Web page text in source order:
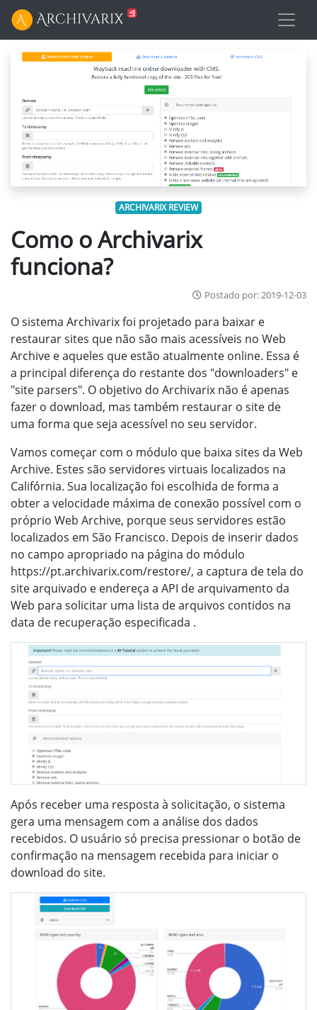
ARCHIVARIX REVIEW
Como o Archivarix
funciona?
Postado por: 2019-12-03
O sistema Archivarix foi projetado para baixar e
restaurar sites que não são mais acessíveis no Web
Archive e aqueles que estão atualmente online. Essa é
a principal diferença do restante dos "downloaders" e
"site parsers". O objetivo do Archivarix não é apenas
fazer o download, mas também restaurar o site de
uma forma que seja acessível no seu servidor.
Vamos começar com o módulo que baixa sites da Web
Archive. Estes são servidores virtuais localizados na
Califórnia. Sua localização foi escolhida de forma a
obter a velocidade máxima de conexão possível com o
próprio Web Archive, porque seus servidores estão
localizados em São Francisco. Depois de inserir dados
no campo apropriado na página do módulo
https://pt.archivarix.com/restore/, a captura de tela do
site arquivado e endereça a API de arquivamento da
Web para solicitar uma lista de arquivos contidos na
data de recuperação especificada .
Após receber uma resposta à solicitação, o sistema
gera uma mensagem com a análise dos dados
recebidos. O usuário só precisa pressionar o botão de
confirmação na mensagem recebida para iniciar o
download do site.